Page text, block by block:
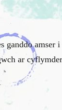
ganddo amser
ar